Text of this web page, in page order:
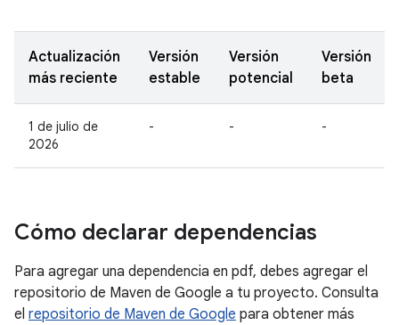
Actualización
más reciente
Versión
estable
Versión
potencial
Versión
beta
1 de julio de
2026
- - -
Cómo declarar dependencias
Para agregar una dependencia en pdf, debes agregar el
repositorio de Maven de Google a tu proyecto. Consulta
el repositorio de Maven de Google para obtener más